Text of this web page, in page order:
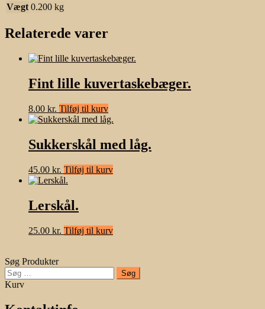
Vægt 0.200 kg
Relaterede varer
Fint lille kuvertaskebæger.
8.00 kr. Tilføj til kurv
Sukkerskål med låg.
45.00 kr. Tilføj til kurv
Lerskål.
25.00 kr. Tilføj til kurv
Søg Produkter
Søg
efter:
Kurv